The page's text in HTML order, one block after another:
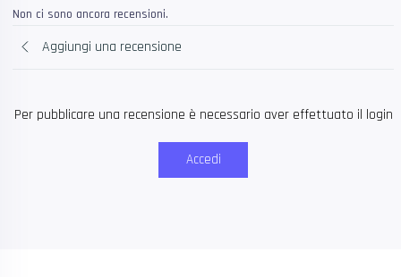
Non ci sono ancora recensioni.
Aggiungi una recensione
Per pubblicare una recensione è necessario aver effettuato il login
Accedi